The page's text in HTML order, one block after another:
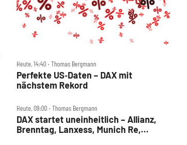
Heute, 14:40 ‧ Thomas Bergmann
Perfekte US‑Daten – DAX mit
nächstem Rekord
Heute, 09:00 ‧ Thomas Bergmann
DAX startet uneinheitlich – Allianz,
Brenntag, Lanxess, Munich Re,